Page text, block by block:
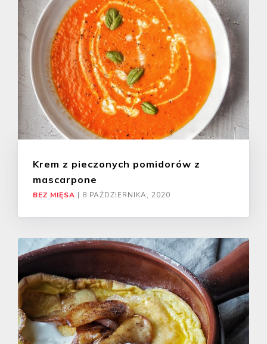
Krem z pieczonych pomidorów z
mascarpone
BEZ MIĘSA | 8 PAŹDZIERNIKA, 2020